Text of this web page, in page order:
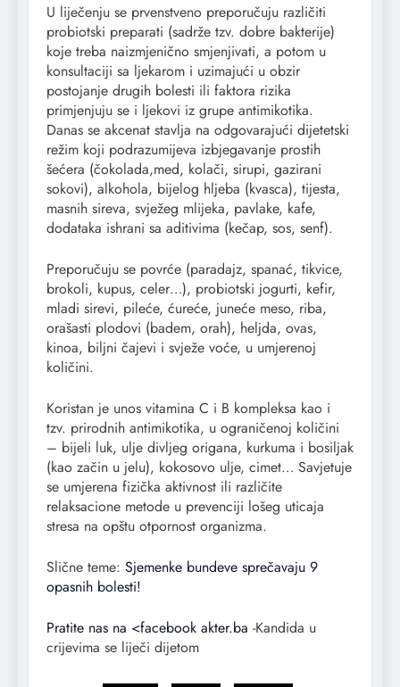
U liječenju se prvenstveno preporučuju različiti
probiotski preparati (sadrže tzv. dobre bakterije)
koje treba naizmjenično smjenjivati, a potom u
konsultaciji sa ljekarom i uzimajući u obzir
postojanje drugih bolesti ili faktora rizika
primjenjuju se i ljekovi iz grupe antimikotika.
Danas se akcenat stavlja na odgovarajući dijetetski
režim koji podrazumijeva izbjegavanje prostih
šećera (čokolada,med, kolači, sirupi, gazirani
sokovi), alkohola, bijelog hljeba (kvasca), tijesta,
masnih sireva, svježeg mlijeka, pavlake, kafe,
dodataka ishrani sa aditivima (kečap, sos, senf).
Preporučuju se povrće (paradajz, spanać, tikvice,
brokoli, kupus, celer…), probiotski jogurti, kefir,
mladi sirevi, pileće, ćureće, juneće meso, riba,
orašasti plodovi (badem, orah), heljda, ovas,
kinoa, biljni čajevi i svježe voće, u umjerenoj
količini.
Koristan je unos vitamina C i B kompleksa kao i
tzv. prirodnih antimikotika, u ograničenoj količini
– bijeli luk, ulje divljeg origana, kurkuma i bosiljak
(kao začin u jelu), kokosovo ulje, cimet… Savjetuje
se umjerena fizička aktivnost ili različite
relaksacione metode u prevenciji lošeg uticaja
stresa na opštu otpornost organizma.
Slične teme: Sjemenke bundeve sprečavaju 9
opasnih bolesti!
Pratite nas na <facebook akter.ba -Kandida u
crijevima se liječi dijetom